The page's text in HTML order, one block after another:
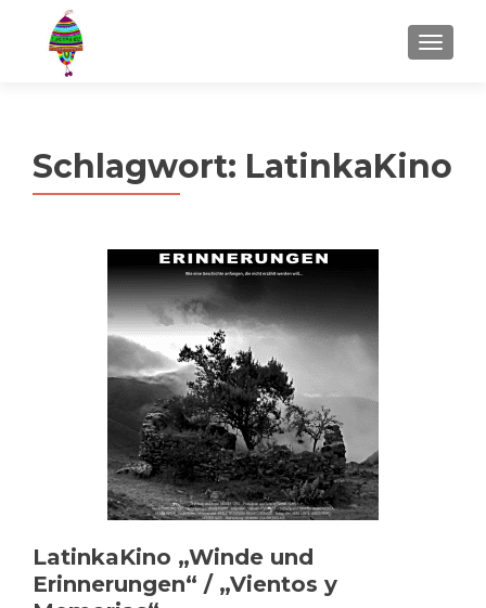
MENU
Schlagwort: LatinkaKino
LatinkaKino „Winde und
Erinnerungen“ / „Vientos y